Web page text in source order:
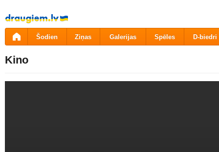
Pāriet
uz
saturu
Šodien Ziņas Galerijas Spēles D-biedri
Kino